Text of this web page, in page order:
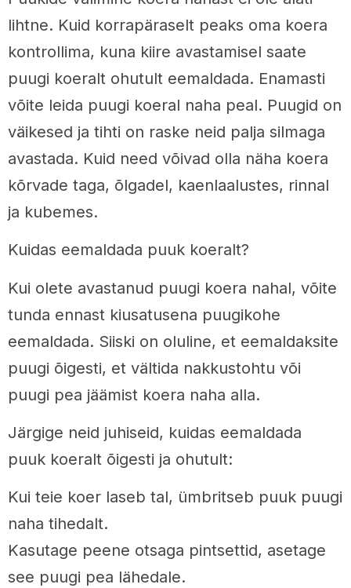
lihtne. Kuid korrapäraselt peaks oma koera
kontrollima, kuna kiire avastamisel saate
puugi koeralt ohutult eemaldada. Enamasti
võite leida puugi koeral naha peal. Puugid on
väikesed ja tihti on raske neid palja silmaga
avastada. Kuid need võivad olla näha koera
kõrvade taga, õlgadel, kaenlaalustes, rinnal
ja kubemes.
Kuidas eemaldada puuk koeralt?
Kui olete avastanud puugi koera nahal, võite
tunda ennast kiusatusena puugikohe
eemaldada. Siiski on oluline, et eemaldaksite
puugi õigesti, et vältida nakkustohtu või
puugi pea jäämist koera naha alla.
Järgige neid juhiseid, kuidas eemaldada
puuk koeralt õigesti ja ohutult:
Kui teie koer laseb tal, ümbritseb puuk puugi
naha tihedalt.
Kasutage peene otsaga pintsettid, asetage
see puugi pea lähedale.